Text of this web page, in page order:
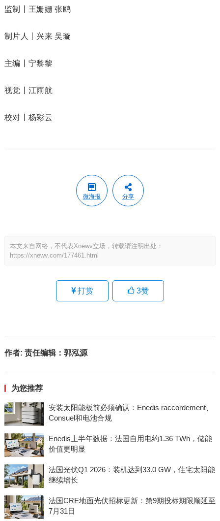
监制丨王姗姗 张鸥
制片人丨兴来 吴璇
主编丨宁黎黎
视觉丨江雨航
校对丨杨彩云
微海报 分享
本文来自网络，不代表Xnewv立场，转载请注明出处：
https://xnewv.com/177461.html
打赏 3赞
作者: 责任编辑：郭泓源
为您推荐
安装太阳能板前必须确认：Enedis raccordement、
Consuel和电池合规
Enedis上半年数据：法国自用电约1.36 TWh，储能
价值更明显
法国光伏Q1 2026：装机达到33.0 GW，住宅太阳能
继续增长
法国CRE地面光伏招标更新：第9期投标期限顺延至
7月31日